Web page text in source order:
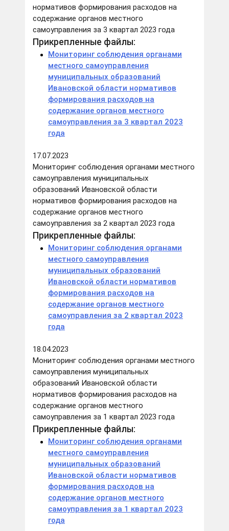
нормативов формирования расходов на
содержание органов местного
самоуправления за 3 квартал 2023 года
Прикрепленные файлы:
Мониторинг соблюдения органами
местного самоуправления
муниципальных образований
Ивановской области нормативов
формирования расходов на
содержание органов местного
самоуправления за 3 квартал 2023
года
17.07.2023
Мониторинг соблюдения органами местного
самоуправления муниципальных
образований Ивановской области
нормативов формирования расходов на
содержание органов местного
самоуправления за 2 квартал 2023 года
Прикрепленные файлы:
Мониторинг соблюдения органами
местного самоуправления
муниципальных образований
Ивановской области нормативов
формирования расходов на
содержание органов местного
самоуправления за 2 квартал 2023
года
18.04.2023
Мониторинг соблюдения органами местного
самоуправления муниципальных
образований Ивановской области
нормативов формирования расходов на
содержание органов местного
самоуправления за 1 квартал 2023 года
Прикрепленные файлы:
Мониторинг соблюдения органами
местного самоуправления
муниципальных образований
Ивановской области нормативов
формирования расходов на
содержание органов местного
самоуправления за 1 квартал 2023
года